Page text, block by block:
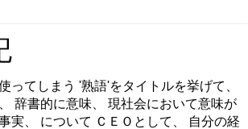
ってしまう '熟語'をタイトルを挙げて、
辞書的に意味、 現社会において意味が
実、 について ＣＥＯとして、 自分の経